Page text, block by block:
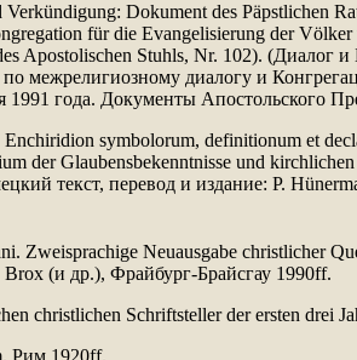
Dokument des Päpstlichen
für die Evangelisierung der Völker
Apostolischen Stuhls, Nr. 102). (Диалог
межрелигиозному диалогу и
1991 года. Документы Апостольского
symbolorum, definitionum et
der Glaubensbekenntnisse und
текст, перевод и издание: P.
Zweisprachige Neuausgabe christlicher
(и др.), Фрайбург-Брайсгау 1990ff.
christlichen Schriftsteller der ersten drei